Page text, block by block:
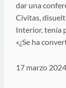
dar una
Civitas,
Interior, tenía
«¿Se ha
17 marzo 2024